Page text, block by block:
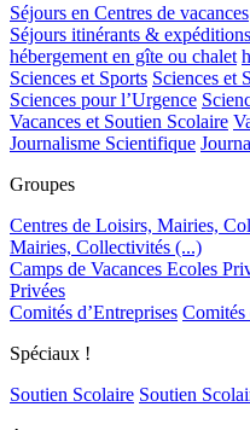
Séjours en Centres de vacances
Séjours itinérants & expéditions
hébergement en gîte ou chalet
Sciences et Sports Sciences et
Sciences pour l’Urgence
Vacances et Soutien Scolaire
Journalisme Scientifique
Groupes
Centres de Loisirs, Mairies,
Mairies, Collectivités (...)
Camps de Vacances Ecoles
Privées
Comités d’Entreprises Comités
Spéciaux !
Soutien Scolaire Soutien